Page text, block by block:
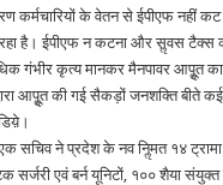
कर्मचारियों के वेतन से ईपीएफ नहीं
रहा है। ईपीएफ न कटना और सॢवस
गंभीर कृत्य मानकर मैनपावर आपूॢत का
आपूॢत की गई सैकड़ों जनशक्ति बीते
सचिव ने प्रदेश के नव निॢमत १४ ट्रामा
सर्जरी एवं बर्न यूनिटों, १०० शैया